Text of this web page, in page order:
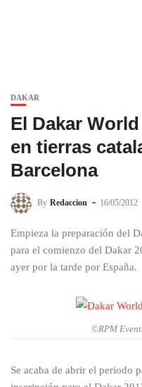
DAKAR
El Dakar
en tierras
Barcelona
By Redaccion 16/05/2012
Empieza la preparación del
para el comienzo del Dakar
ayer por la tarde por España.
©RPM
Se acaba de abrir el periodo